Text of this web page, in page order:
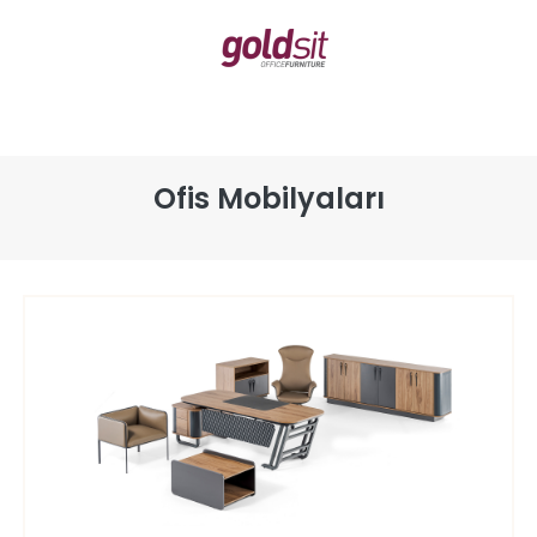
Ofis Mobilyaları